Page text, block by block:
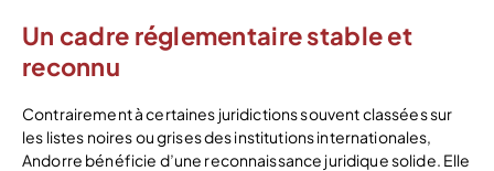
Un cadre réglementaire stable et
reconnu
Contrairement à certaines juridictions souvent classées sur
les listes noires ou grises des institutions internationales,
Andorre bénéficie d’une reconnaissance juridique solide. Elle